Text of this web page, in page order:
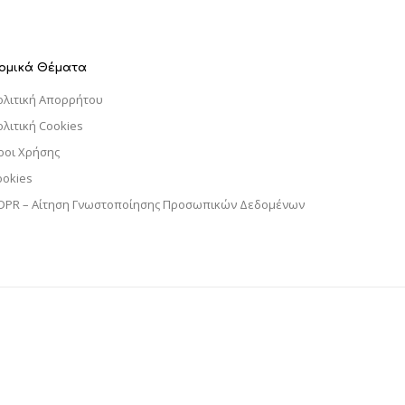
Θέματα
Απορρήτου
Cookies
Χρήσης
– Αίτηση Γνωστοποίησης Προσωπικών Δεδομένων